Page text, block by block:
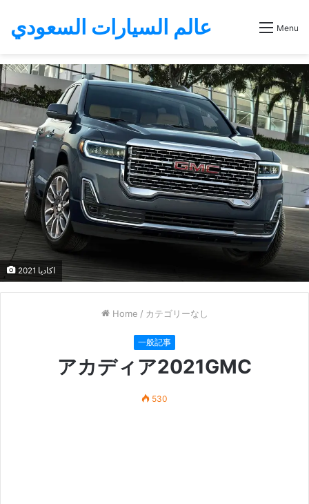
عالم السيارات السعودي Menu
اكاديا 2021
Home / カテゴリーなし
一般記事
アカディア2021GMC
530